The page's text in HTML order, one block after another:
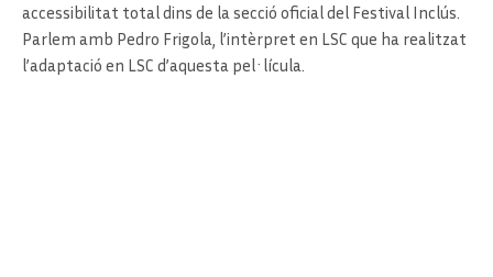
accessibilitat total dins de la secció oficial del Festival Inclús.
Parlem amb Pedro Frigola, l’intèrpret en LSC que ha realitzat
l’adaptació en LSC d’aquesta pel·lícula.